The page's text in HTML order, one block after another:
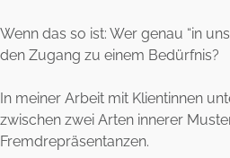
Wenn das so ist: Wer genau “in
den Zugang zu einem Bedürfnis?
In meiner Arbeit mit Klientinnen
zwischen zwei Arten innerer
Fremdrepräsentanzen.